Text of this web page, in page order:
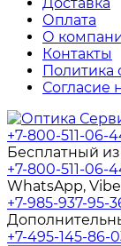
Оплата
О
Контакты
Политика
Согласие
+7-800-511-06-
Бесплатный
+7-800-511-06-
WhatsApp,
+7-985-937-95-
+7-495-145-86-